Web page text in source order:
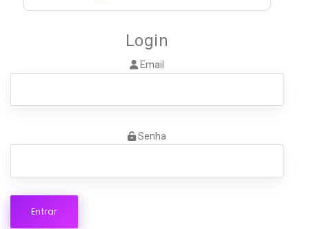
Login
Email
Senha